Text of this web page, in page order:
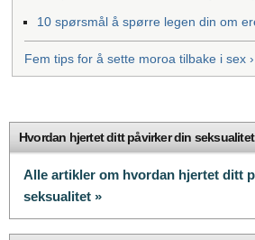
10 spørsmål å spørre legen din om
Fem tips for å sette moroa tilbake i sex ›
Hvordan hjertet ditt påvirker din seksualitet
Alle artikler om hvordan hjertet ditt
seksualitet »